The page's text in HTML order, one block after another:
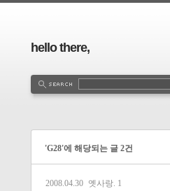
hello there,
'G28'에 해당되는 글 2건
2008.04.30 옛사랑. 1